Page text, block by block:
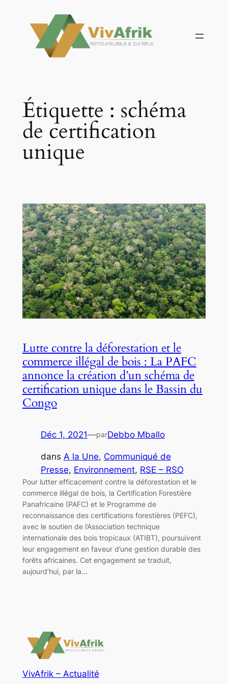
contenu
Étiquette : schéma
de certification
unique
Lutte contre la déforestation et le
commerce illégal de bois : La PAFC
annonce la création d’un schéma de
certification unique dans le Bassin du
Congo
Déc 1, 2021—parDebbo Mballo
dans A la Une, Communiqué de
Presse, Environnement, RSE – RSO
Pour lutter efficacement contre la déforestation et le
commerce illégal de bois, la Certification Forestière
Panafricaine (PAFC) et le Programme de
reconnaissance des certifications forestières (PEFC),
avec le soutien de l’Association technique
internationale des bois tropicaux (ATIBT), poursuivent
leur engagement en faveur d’une gestion durable des
forêts africaines. Cet engagement se traduit,
aujourd’hui, par la…
VivAfrik – Actualité